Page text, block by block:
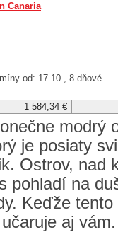
Canaria
od: 17.10., 8 dňové
1 584,34 €
modrý
je posiaty
Ostrov, nad
pohladí na
Keďže
aj vám.